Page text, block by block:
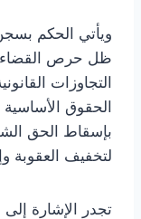
ويأتي الحكم
ظل حرص القضاء
التجاوزات
الحقوق الأساسية
بإسقاط الحق
لتخفيف العقوبة
تجدر الإشارة